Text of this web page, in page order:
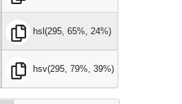
hsl(295, 65%, 24%)
hsv(295, 79%, 39%)